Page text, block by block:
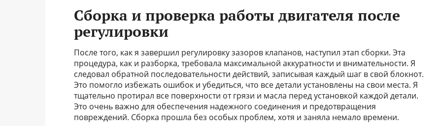
Сборка и проверка работы двигателя после
регулировки
После того, как я завершил регулировку зазоров клапанов, наступил этап сборки. Эта
процедура, как и разборка, требовала максимальной аккуратности и внимательности. Я
следовал обратной последовательности действий, записывая каждый шаг в свой блокнот.
Это помогло избежать ошибок и убедиться, что все детали установлены на свои места. Я
тщательно протирал все поверхности от грязи и масла перед установкой каждой детали.
Это очень важно для обеспечения надежного соединения и предотвращения
повреждений. Сборка прошла без особых проблем, хотя и заняла немало времени.